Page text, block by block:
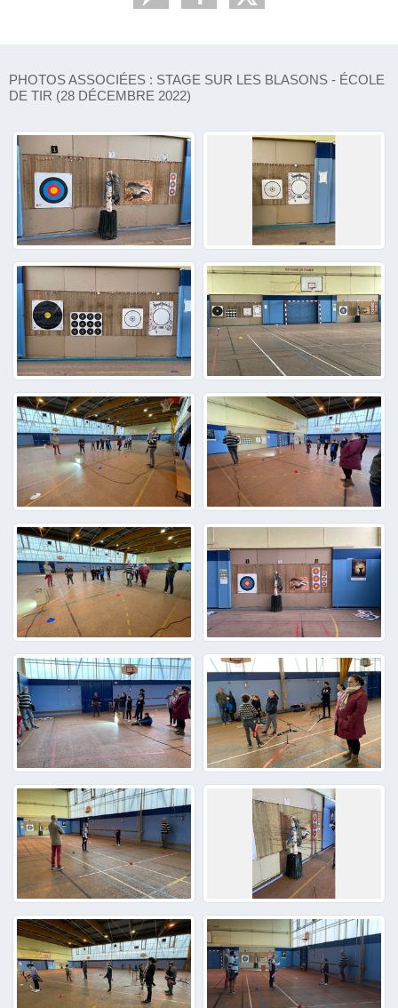
PHOTOS ASSOCIÉES : STAGE SUR LES BLASONS - ÉCOLE
DE TIR (28 DÉCEMBRE 2022)